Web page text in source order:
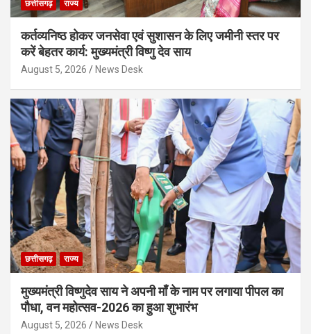
छत्तीसगढ़ राज्य
कर्तव्यनिष्ठ होकर जनसेवा एवं सुशासन के लिए जमीनी स्तर पर
करें बेहतर कार्य: मुख्यमंत्री विष्णु देव साय
August 5, 2026 News Desk
छत्तीसगढ़ राज्य
मुख्यमंत्री विष्णुदेव साय ने अपनी माँ के नाम पर लगाया पीपल का
पौधा, वन महोत्सव-2026 का हुआ शुभारंभ
August 5, 2026 News Desk